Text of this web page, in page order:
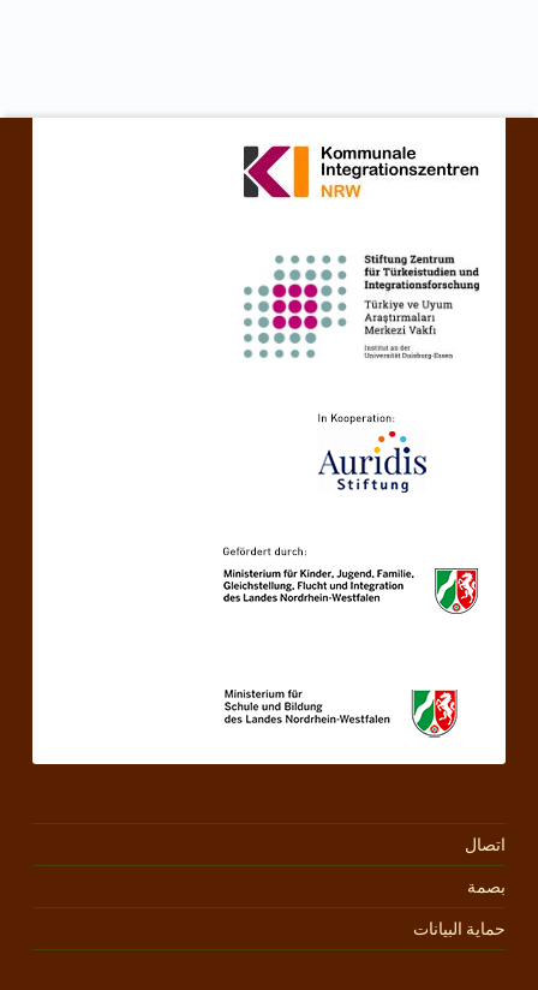
انتقل مرة أخرى إلى التنقل الرئيسي
اتصال
بصمة
حماية البيانات